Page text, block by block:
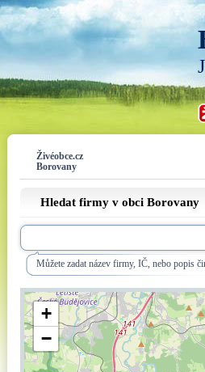
Živéobce.cz
Borovany
Hledat firmy v obci Borovany
Můžete zadat název firmy, IČ, nebo popis
+
−